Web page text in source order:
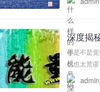
深度揭
你是不是
这也太荒
admin